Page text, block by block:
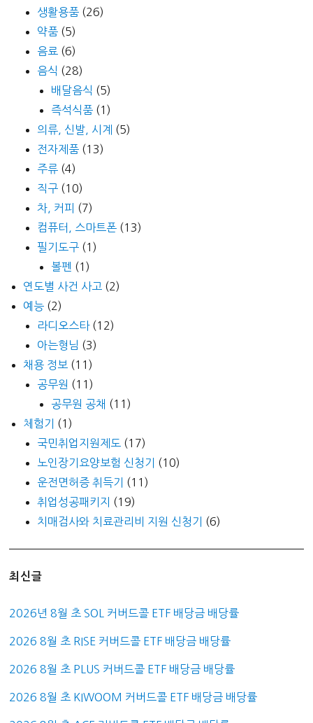
생활용품 (26)
약품 (5)
음료 (6)
음식 (28)
배달음식 (5)
즉석식품 (1)
의류, 신발, 시계 (5)
전자제품 (13)
주류 (4)
직구 (10)
차, 커피 (7)
컴퓨터, 스마트폰 (13)
필기도구 (1)
볼펜 (1)
연도별 사건 사고 (2)
예능 (2)
라디오스타(12)
아는형님 (3)
채용 정보 (11)
공무원 (11)
공무원 공채 (11)
체험기
(1)
국민취업지원제도 (17)
노인장기요양보험 신청기
(10)
운전면허증 취득기
(11)
취업성공패키지
(19)
치매검사와 치료관리비 지원 신청기
(6)
최신글
2026년 8월 초 SOL 커버드콜 ETF 배당금 배당률
2026 8월 초 RISE 커버드콜 ETF 배당금 배당률
2026 8월 초 PLUS 커버드콜 ETF 배당금 배당률
2026 8월 초 KIWOOM 커버드콜 ETF 배당금 배당률